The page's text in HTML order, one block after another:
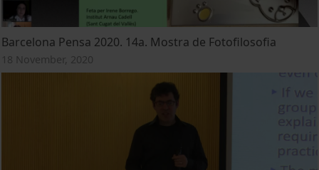
Barcelona Pensa 2020. 14a. Mostra de Fotofilosofia
18 November, 2020